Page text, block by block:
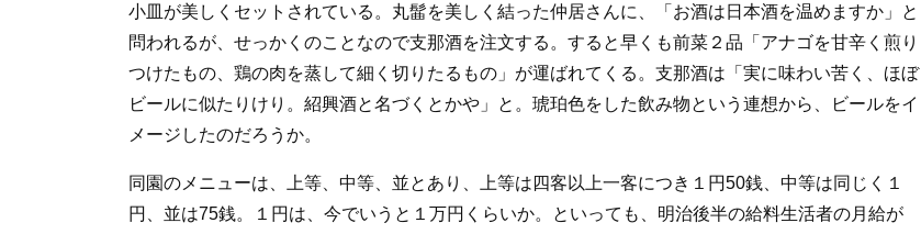
小皿が美しくセットされている。丸髷を美しく結った仲居さんに、「お酒は日本酒を温めますか」と
問われるが、せっかくのことなので支那酒を注文する。すると早くも前菜２品「アナゴを甘辛く煎り
つけたもの、鶏の肉を蒸して細く切りたるもの」が運ばれてくる。支那酒は「実に味わい苦く、ほぼ
ビールに似たりけり。紹興酒と名づくとかや」と。琥珀色をした飲み物という連想から、ビールをイ
メージしたのだろうか。
同園のメニューは、上等、中等、並とあり、上等は四客以上一客につき１円50銭、中等は同じく１
円、並は75銭。１円は、今でいうと１万円くらいか。といっても、明治後半の給料生活者の月給が